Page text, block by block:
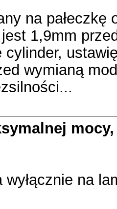
na
1,9mm
wymianą
wyłącznie na